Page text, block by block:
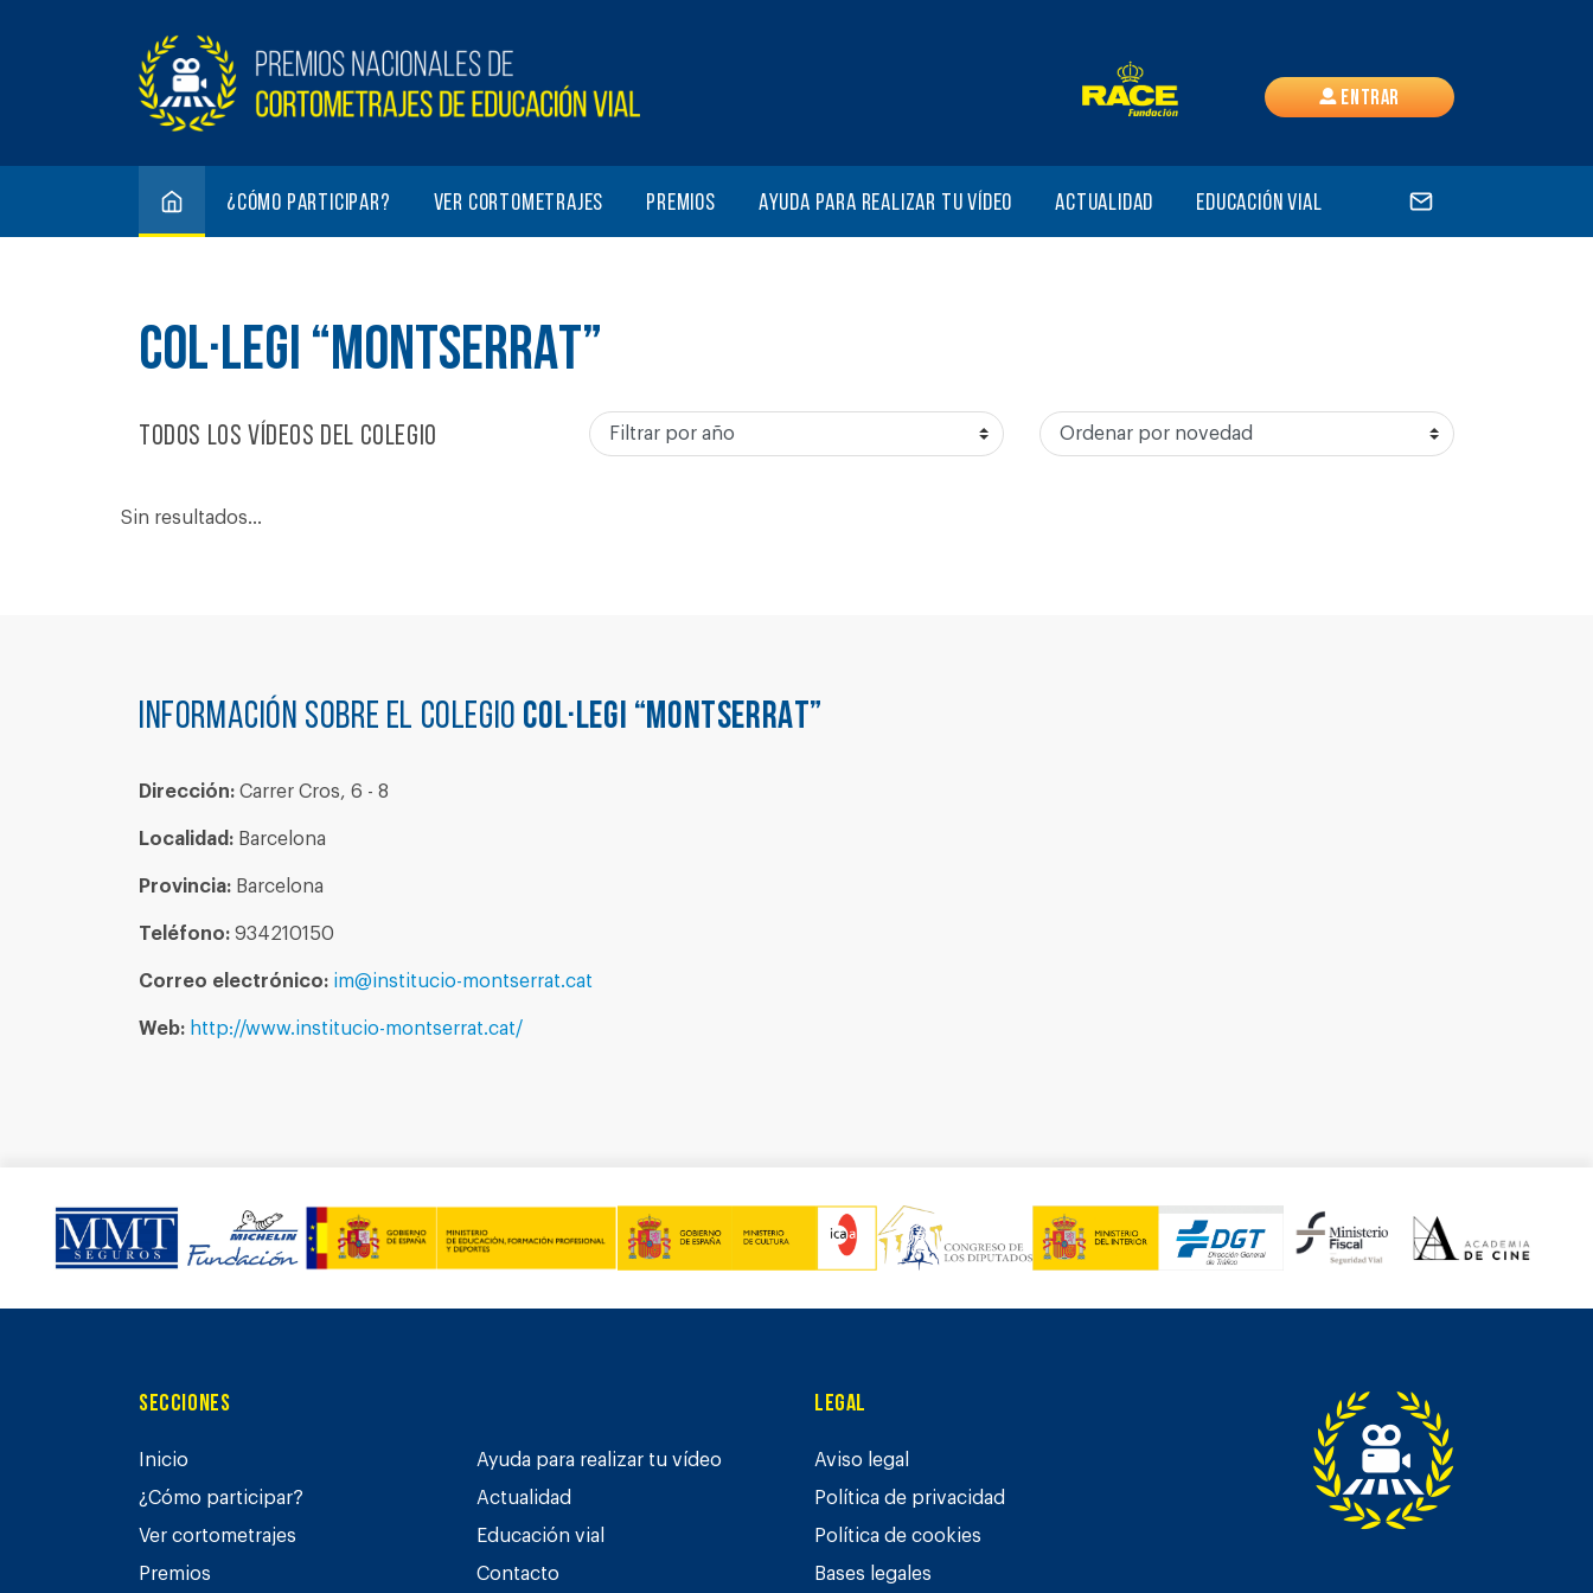
Entrar
¿Cómo participar? Ver cortometrajes Premios Ayuda para realizar tu vídeo Actualidad Educación vial
COL·LEGI “MONTSERRAT”
Todos los vídeos del colegio
Sin resultados...
Información sobre el colegio COL·LEGI “MONTSERRAT”
Dirección: Carrer Cros, 6 - 8
Localidad: Barcelona
Provincia: Barcelona
Teléfono: 934210150
Correo electrónico: im@institucio-montserrat.cat
Web: http://www.institucio-montserrat.cat/
Secciones
Inicio
¿Cómo participar?
Ver cortometrajes
Premios
Ayuda para realizar tu vídeo
Actualidad
Educación vial
Contacto
Legal
Aviso legal
Política de privacidad
Política de cookies
Bases legales